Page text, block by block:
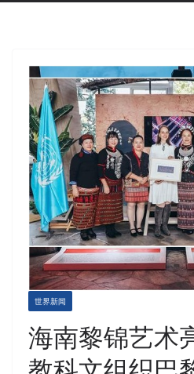
世界新闻
海南黎锦艺术